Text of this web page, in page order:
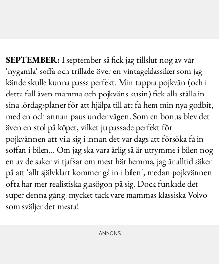
SEPTEMBER: I september så fick jag tillslut nog av vår
'nygamla' soffa och trillade över en vintageklassiker som jag
kände skulle kunna passa perfekt. Min tappra pojkvän (och i
detta fall även mamma och pojkväns kusin) fick alla ställa in
sina lördagsplaner för att hjälpa till att få hem min nya godbit,
med en och annan paus under vägen. Som en bonus blev det
även en stol på köpet, vilket ju passade perfekt för
pojkvännen att vila sig i innan det var dags att försöka få in
soffan i bilen... Om jag ska vara ärlig så är utrymme i bilen nog
en av de saker vi tjafsar om mest här hemma, jag är alltid säker
på att 'allt självklart kommer gå in i bilen', medan pojkvännen
ofta har mer realistiska glasögon på sig. Dock funkade det
super denna gång, mycket tack vare mammas klassiska Volvo
som sväljer det mesta!